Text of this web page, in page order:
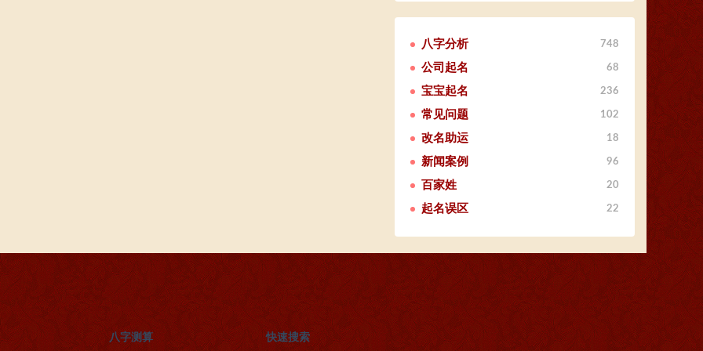
八字分析 748
公司起名 68
宝宝起名 236
常见问题 102
改名助运 18
新闻案例 96
百家姓 20
起名误区 22
八字测算 快速搜索